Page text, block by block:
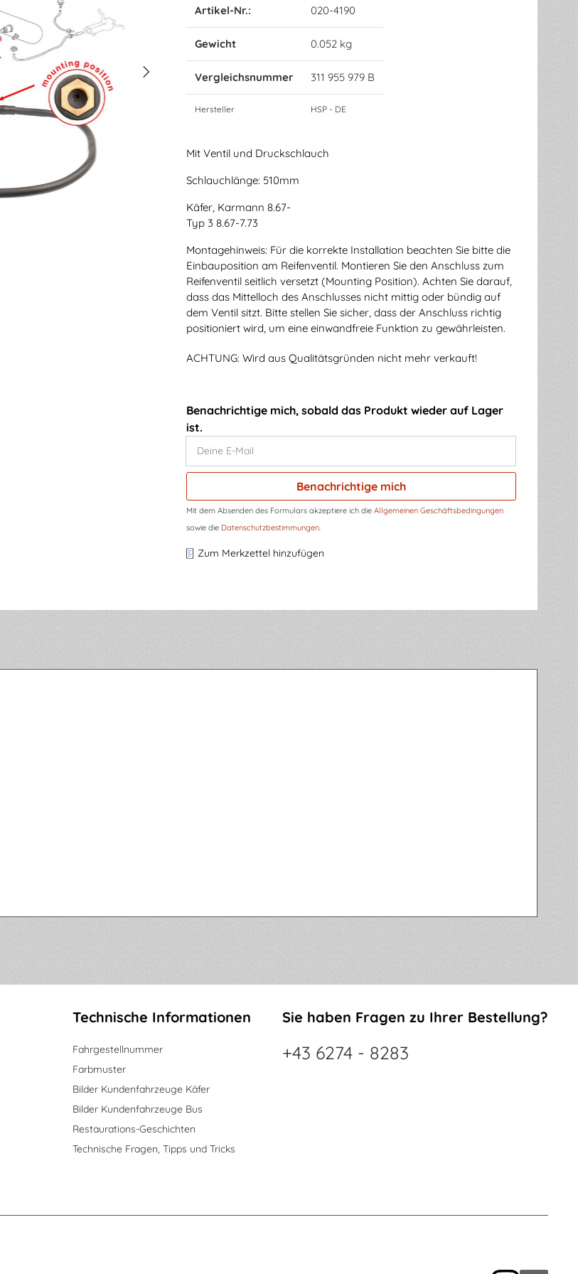
Artikel-Nr.: 020-4190
Gewicht 0.052 kg
Vergleichsnummer 311 955 979 B
Hersteller HSP - DE
Mit Ventil und Druckschlauch
Schlauchlänge: 510mm
Käfer, Karmann 8.67-
Typ 3 8.67-7.73
Montagehinweis: Für die korrekte Installation beachten Sie bitte die
Einbauposition am Reifenventil. Montieren Sie den Anschluss zum
Reifenventil seitlich versetzt (Mounting Position). Achten Sie darauf,
dass das Mittelloch des Anschlusses nicht mittig oder bündig auf
dem Ventil sitzt. Bitte stellen Sie sicher, dass der Anschluss richtig
positioniert wird, um eine einwandfreie Funktion zu gewährleisten.
ACHTUNG: Wird aus Qualitätsgründen nicht mehr verkauft!
Benachrichtige mich, sobald das Produkt wieder auf Lager
ist.
Deine E-Mail
Benachrichtige mich
Mit dem Absenden des Formulars akzeptiere ich die Allgemeinen Geschäftsbedingungen
sowie die Datenschutzbestimmungen.
Zum Merkzettel hinzufügen
Technische Informationen
Fahrgestellnummer
Farbmuster
Bilder Kundenfahrzeuge Käfer
Bilder Kundenfahrzeuge Bus
Restaurations-Geschichten
Technische Fragen, Tipps und Tricks
Sie haben Fragen zu Ihrer Bestellung?
+43 6274 - 8283